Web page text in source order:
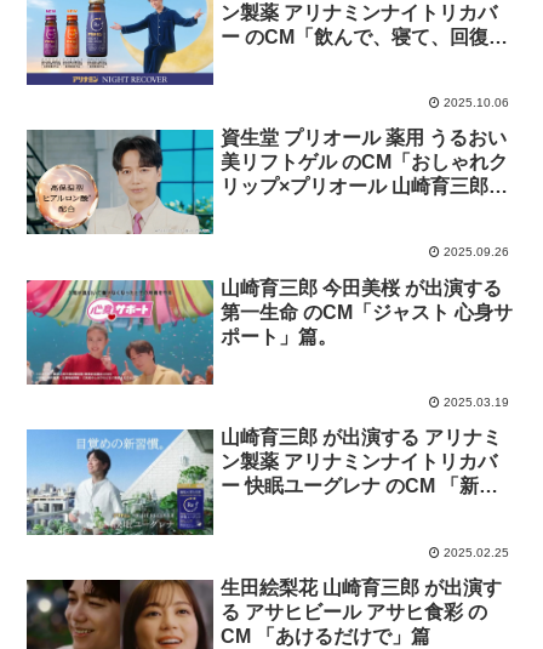
ン製薬 アリナミンナイトリカバ
ー のCM「飲んで、寝て、回復」
2025.10.06
資生堂 プリオール 薬用 うるおい
美リフトゲル のCM「おしゃれク
リップ×プリオール 山崎育三郎さ
2025.09.26
山崎育三郎 今田美桜 が出演する
第一生命 のCM「ジャスト 心身サ
ポート」篇。
2025.03.19
山崎育三郎 が出演する アリナミ
ン製薬 アリナミンナイトリカバ
ー 快眠ユーグレナ のCM 「新習
2025.02.25
生田絵梨花 山崎育三郎 が出演す
る アサヒビール アサヒ食彩 の
CM 「あけるだけで」篇